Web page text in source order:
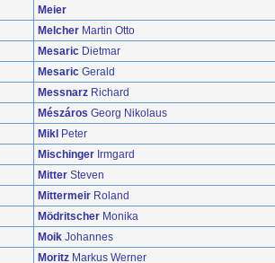
Meier
Melcher Martin Otto
Mesaric Dietmar
Mesaric Gerald
Messnarz Richard
Mészáros Georg Nikolaus
Mikl Peter
Mischinger Irmgard
Mitter Steven
Mittermeir Roland
Mödritscher Monika
Moik Johannes
Moritz Markus Werner